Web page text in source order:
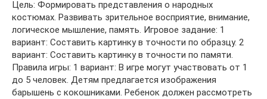
Цель: Формировать представления о народных
костюмах. Развивать зрительное восприятие, внимание,
логическое мышление, память. Игровое задание: 1
вариант: Составить картинку в точности по образцу. 2
вариант: Составить картинку в точности по памяти.
Правила игры: 1 вариант: В игре могут участвовать от 1
до 5 человек. Детям предлагается изображения
барышень с кокошниками. Ребенок должен рассмотреть